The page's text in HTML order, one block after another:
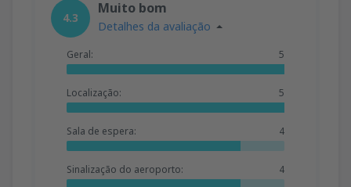
4.3
Muito bom
Detalhes da avaliação
Geral: 5
Localização: 5
Sala de espera: 4
Sinalização do aeroporto: 4